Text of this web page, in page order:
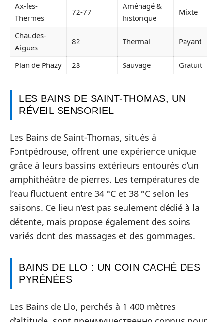
Ax-les-
Thermes
72-77
Aménagé &
historique
Mixte
Chaudes-
Aigues
82 Thermal Payant
Plan de Phazy 28 Sauvage Gratuit
LES BAINS DE SAINT-THOMAS, UN
RÉVEIL SENSORIEL
Les Bains de Saint-Thomas, situés à
Fontpédrouse, offrent une expérience unique
grâce à leurs bassins extérieurs entourés d’un
amphithéâtre de pierres. Les températures de
l’eau fluctuent entre 34 °C et 38 °C selon les
saisons. Ce lieu n’est pas seulement dédié à la
détente, mais propose également des soins
variés dont des massages et des gommages.
BAINS DE LLO : UN COIN CACHÉ DES
PYRÉNÉES
Les Bains de Llo, perchés à 1 400 mètres